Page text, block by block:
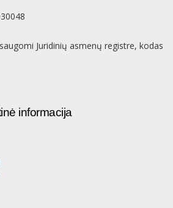
Juridinių asmenų registre, kodas
informacija